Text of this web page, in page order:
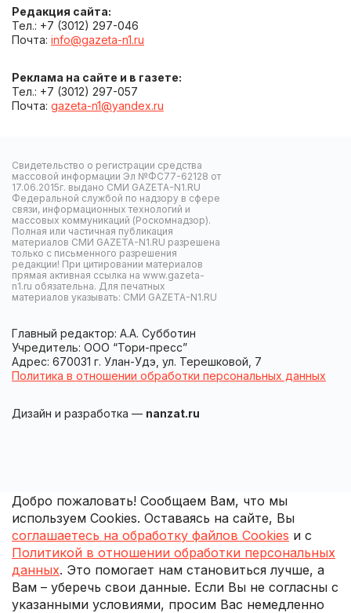
Редакция сайта:
Тел.: +7 (3012) 297-046
Почта: info@gazeta-n1.ru
Реклама на сайте и в газете:
Тел.: +7 (3012) 297-057
Почта: gazeta-n1@yandex.ru
Свидетельство о регистрации средства
массовой информации Эл №ФС77-62128 от
17.06.2015г. выдано СМИ GAZETA-N1.RU
Федеральной службой по надзору в сфере
связи, информационных технологий и
массовых коммуникаций (Роскомнадзор).
Полная или частичная публикация
материалов СМИ GAZETA-N1.RU разрешена
только с письменного разрешения
редакции! При цитировании материалов
прямая активная ссылка на www.gazeta-
n1.ru обязательна. Для печатных
материалов указывать: СМИ GAZETA-N1.RU
Главный редактор: А.А. Субботин
Учредитель: ООО “Тори-пресс”
Адрес: 670031 г. Улан-Удэ, ул. Терешковой, 7
Политика в отношении обработки персональных данных
Дизайн и разработка — nanzat.ru
Добро пожаловать! Сообщаем Вам, что мы
используем Cookies. Оставаясь на сайте, Вы
соглашаетесь на обработку файлов Cookies и с
Политикой в отношении обработки персональных
данных. Это помогает нам становиться лучше, а
Вам – уберечь свои данные. Если Вы не согласны с
указанными условиями, просим Вас немедленно